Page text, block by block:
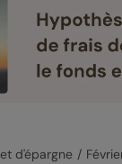
d'épargne